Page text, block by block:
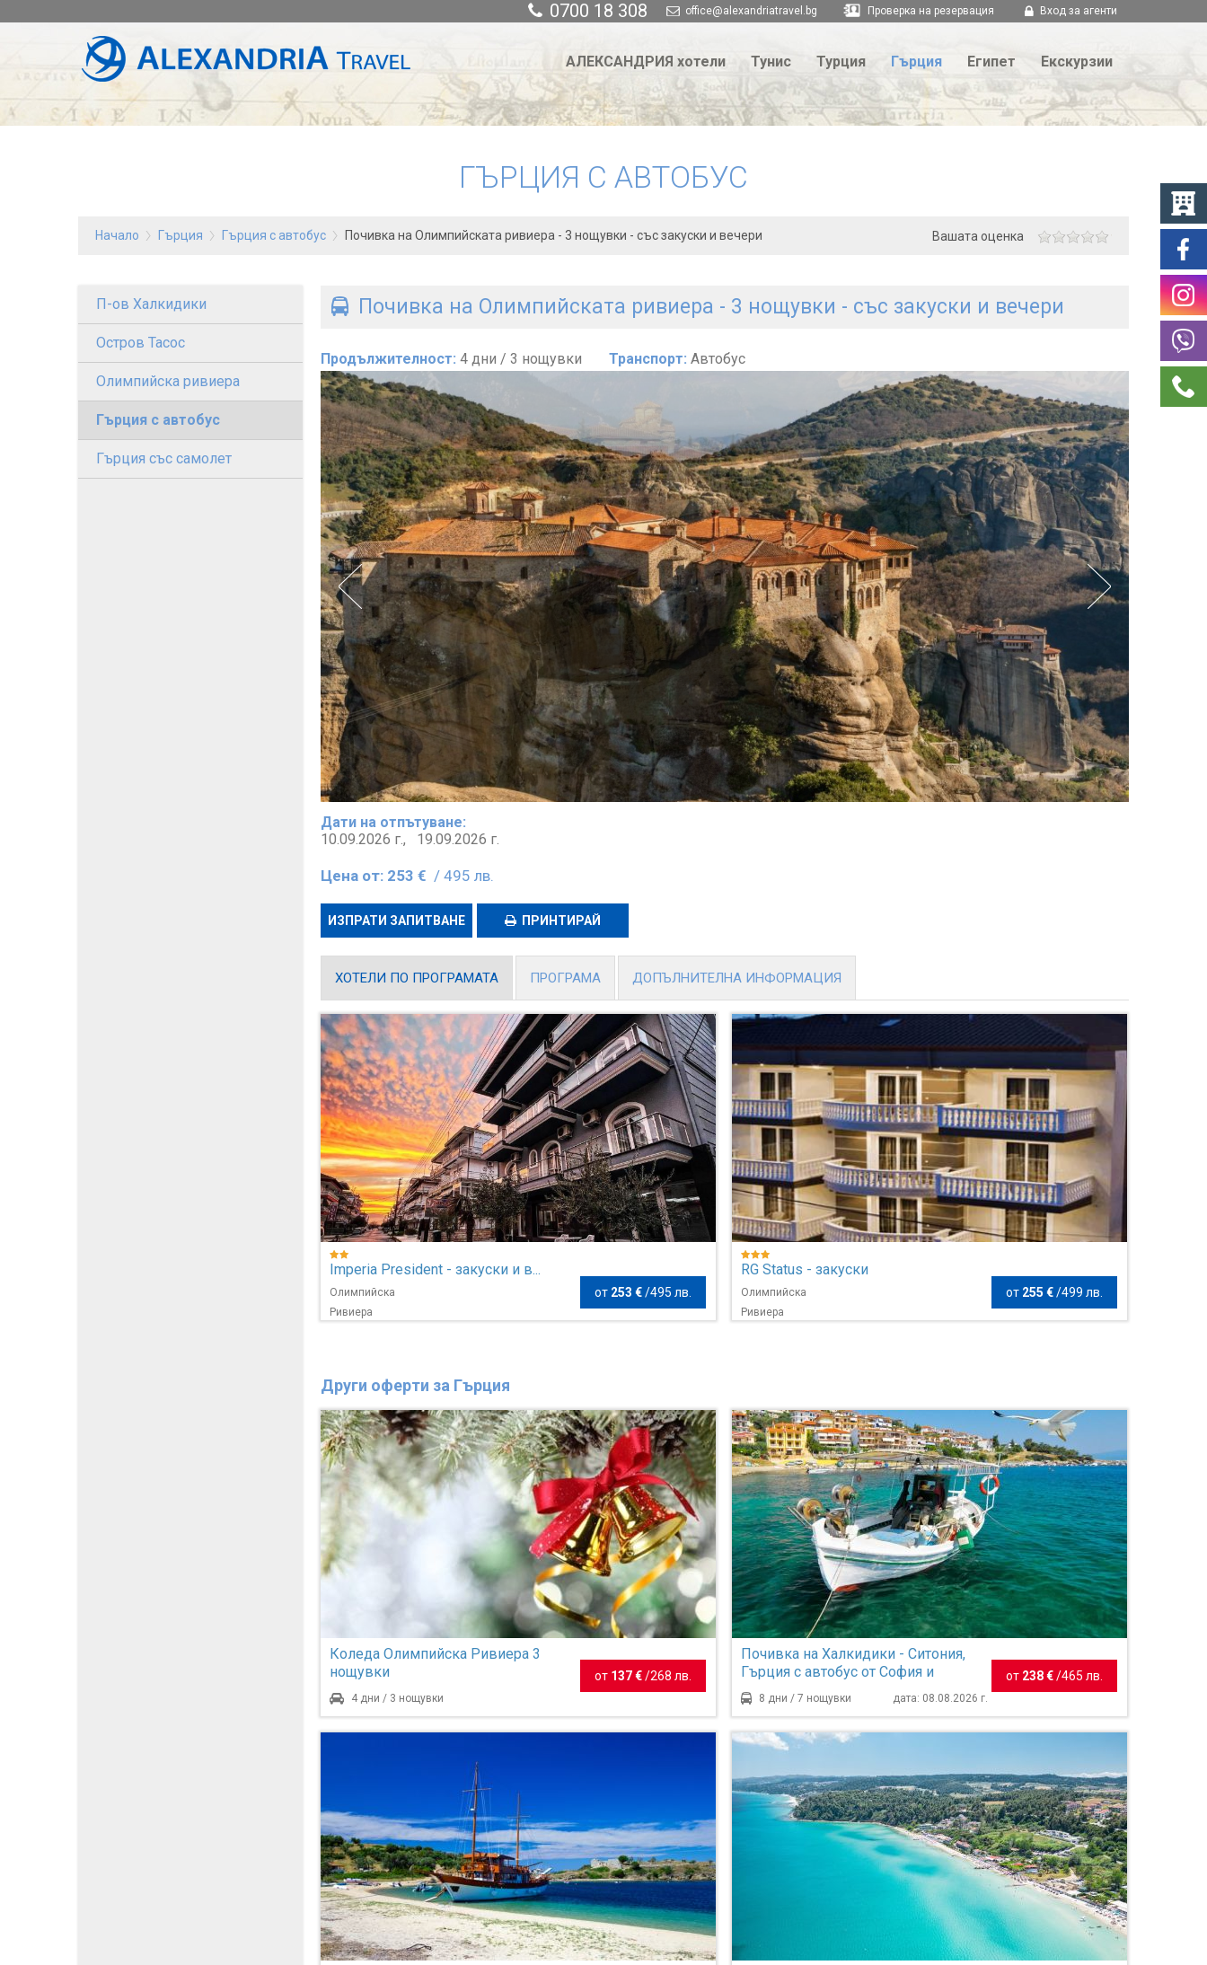
0700 18 308 office@alexandriatravel.bg Проверка на резервация Вход за агенти
АЛЕКСАНДРИЯ хотели Тунис Турция Гърция Египет Екскурзии
ГЪРЦИЯ С АВТОБУС
Начало Гърция Гърция с автобус Почивка на Олимпийската ривиера - 3 нощувки - със закуски и вечери Вашата оценка
П-ов Халкидики
Остров Тасос
Олимпийска ривиера
Гърция с автобус
Гърция със самолет
Почивка на Олимпийската ривиера - 3 нощувки - със закуски и вечери
Продължителност: 4 дни / 3 нощувки Транспорт: Автобус
Дати на отпътуване:
10.09.2026 г., 19.09.2026 г.
Цена от: 253 € / 495 лв.
ИЗПРАТИ ЗАПИТВАНЕ ПРИНТИРАЙ
ХОТЕЛИ ПО ПРОГРАМАТА ПРОГРАМА ДОПЪЛНИТЕЛНА ИНФОРМАЦИЯ
Imperia President - закуски и в...
Олимпийска
Ривиера
от 253 € /495 лв.
RG Status - закуски
Олимпийска
Ривиера
от 255 € /499 лв.
Други оферти за Гърция
Коледа Олимпийска Ривиера 3
нощувки
4 дни / 3 нощувки
от 137 € /268 лв.
Почивка на Халкидики - Ситония,
Гърция с автобус от София и
Пловдив - 7 нощувки
8 дни / 7 нощувки дата: 08.08.2026 г.
от 238 € /465 лв.